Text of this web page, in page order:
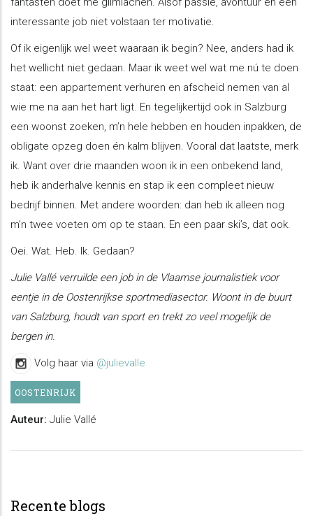
interessante job niet volstaan ter motivatie.
Of ik eigenlijk wel weet waaraan ik begin? Nee, anders had ik
het wellicht niet gedaan. Maar ik weet wel wat me nú te doen
staat: een appartement verhuren en afscheid nemen van al
wie me na aan het hart ligt. En tegelijkertijd ook in Salzburg
een woonst zoeken, m’n hele hebben en houden inpakken, de
obligate opzeg doen én kalm blijven. Vooral dat laatste, merk
ik. Want over drie maanden woon ik in een onbekend land,
heb ik anderhalve kennis en stap ik een compleet nieuw
bedrijf binnen. Met andere woorden: dan heb ik alleen nog
m’n twee voeten om op te staan. En een paar ski’s, dat ook.
Oei. Wat. Heb. Ik. Gedaan?
Julie Vallé verruilde een job in de Vlaamse journalistiek voor
eentje in de Oostenrijkse sportmediasector. Woont in de buurt
van Salzburg, houdt van sport en trekt zo veel mogelijk de
bergen in.
Volg haar via @julievalle
OOSTENRIJK
Auteur: Julie Vallé
Recente blogs